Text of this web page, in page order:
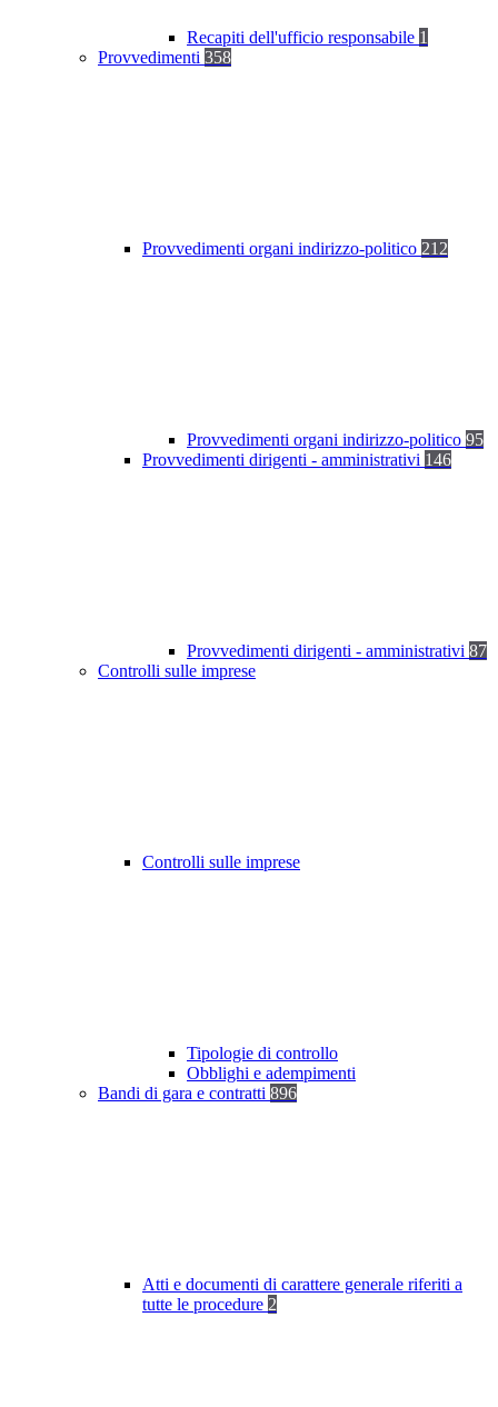
Recapiti dell'ufficio responsabile 1
Provvedimenti 358
Provvedimenti organi indirizzo-politico 212
Provvedimenti organi indirizzo-politico 95
Provvedimenti dirigenti - amministrativi 146
Provvedimenti dirigenti - amministrativi 87
Controlli sulle imprese
Controlli sulle imprese
Tipologie di controllo
Obblighi e adempimenti
Bandi di gara e contratti 896
Atti e documenti di carattere generale riferiti a
tutte le procedure 2